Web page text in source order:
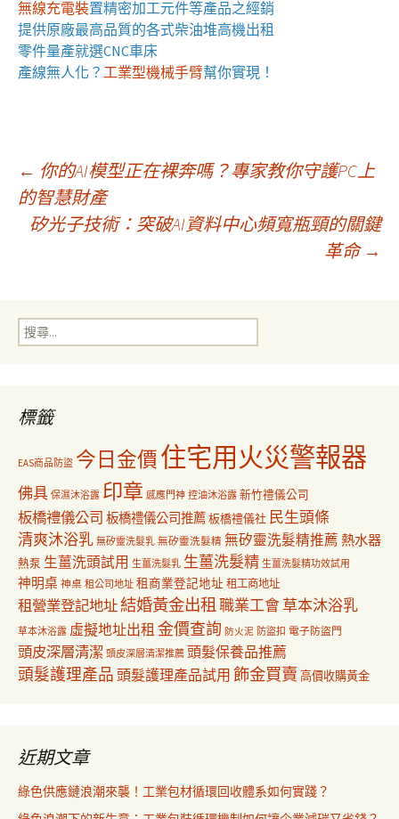
無線充電裝置精密加工元件等產品之經銷
提供原廠最高品質的各式柴油堆高機出租
零件量產就選CNC車床
產線無人化？ 工業型機械手臂幫你實現！
文
章
覽
← 你的AI模型正在裸奔嗎？專家教你守護PC上
的智慧財產
矽光子技術：突破AI資料中心頻寬瓶頸的關鍵
革命 →
搜
尋
標籤
EAS商品防盜 今日金價住宅用火災警報器
佛具 保濕沐浴露 印章 感應門神 控油沐浴露 新竹禮儀公司
板橋禮儀公司 板橋禮儀公司推薦板橋禮儀社 民生頭條
清爽沐浴乳 無矽靈洗髮乳 無矽靈洗髮精 無矽靈洗髮精推薦 熱水器
熱泵 生薑洗頭試用 生薑洗髮乳 生薑洗髮精 生薑洗髮精功效試用
神明桌 神桌 租公司地址 租商業登記地址 租工商地址
租營業登記地址結婚黃金出租職業工會草本沐浴乳
草本沐浴露 虛擬地址出租 金價查詢 防火泥 防盜扣 電子防盜門
頭皮深層清潔 頭皮深層清潔推薦 頭髮保養品推薦
頭髮護理產品 頭髮護理產品試用 飾金買賣 高價收購黃金
近期文章
綠色供應鏈浪潮來襲！工業包材循環回收體系如何實踐？